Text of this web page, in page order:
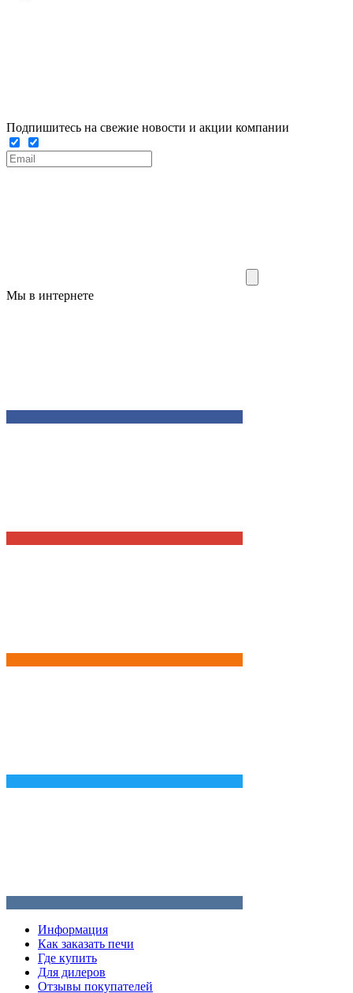
Подпишитесь на свежие новости и акции компании
Мы в интернете
Информация
Как заказать печи
Где купить
Для дилеров
Отзывы покупателей